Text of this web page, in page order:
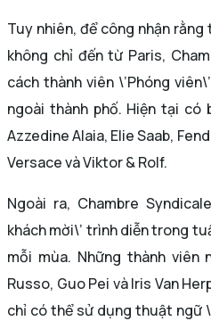
Tuy nhiên, để công nhận
không chỉ đến từ Paris,
cách thành viên \’Phóng
ngoài thành phố. Hiện tại có
Azzedine Alaia, Elie Saab,
Versace và Viktor & Rolf.
Ngoài ra, Chambre
khách mời\’ trình diễn trong
mỗi mùa. Những thành viên
Russo, Guo Pei và Iris Van
chỉ có thể sử dụng thuật ngữ